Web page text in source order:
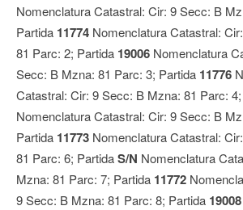
Nomenclatura Catastral: Cir: 9 Secc: B
Partida 11774 Nomenclatura Catastral:
81 Parc: 2; Partida 19006 Nomenclatura
Secc: B Mzna: 81 Parc: 3; Partida 11776
Catastral: Cir: 9 Secc: B Mzna: 81 Parc:
Nomenclatura Catastral: Cir: 9 Secc: B
Partida 11773 Nomenclatura Catastral:
81 Parc: 6; PartidaS/N Nomenclatura
Mzna: 81 Parc: 7; Partida 11772
9 Secc: B Mzna: 81 Parc: 8; Partida 19008